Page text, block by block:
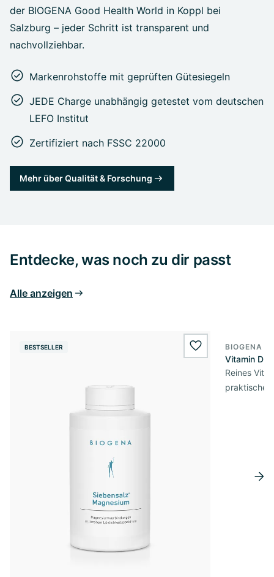
der BIOGENA Good Health World in Koppl bei
Salzburg – jeder Schritt ist transparent und
nachvollziehbar.
Markenrohstoffe mit geprüften Gütesiegeln
JEDE Charge unabhängig getestet vom deutschen
LEFO Institut
Zertifiziert nach FSSC 22000
Mehr über Qualität & Forschung
Entdecke, was noch zu dir passt
Alle anzeigen
BESTSELLER wishlist.add
BIOGENA
Vitamin D3
Reines
praktischer